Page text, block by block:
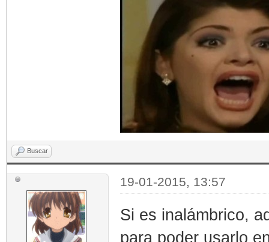
Buscar
19-01-2015, 13:57
Si es inalámbrico,
para poder usarlo